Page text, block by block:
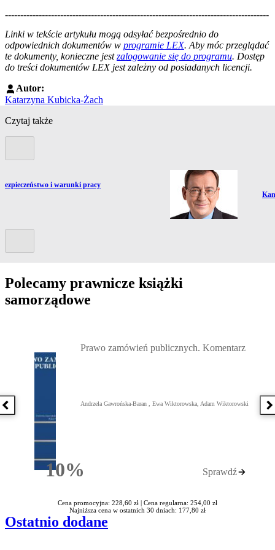
--------------------------------------------------------------------------------------
Linki w tekście artykułu mogą odsyłać bezpośrednio do
odpowiednich dokumentów w programie LEX. Aby móc przeglądać
te dokumenty, konieczne jestzalogowanie się do programu. Dostęp
do treści dokumentów LEX jest zależny od posiadanych licencji.
Autor:
Katarzyna Kubicka-Żach
Czytaj także
i warunki pracy
Polecamy prawnicze książki
samorządowe
Poprzednia książka
10%Rabatu
Prawo zamówień publicznych. Komentarz
Andrzela Gawrońska-Baran , Ewa Wiktorowska, Adam Wiktorowski
Sprawdź
Cena promocyjna: 228,60 zł | Cena regularna: 254,00 zł
Najniższa cena w ostatnich 30 dniach: 177,80 zł
Ostatnio dodane